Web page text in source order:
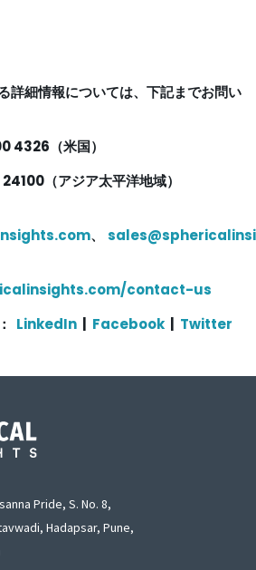
詳細情報については、下記までお問い
4326（米国）
（アジア太平洋地域）
、
contact-us
LinkedIn Facebook Twitter
Pride, S. No. 8,
Hadapsar, Pune,